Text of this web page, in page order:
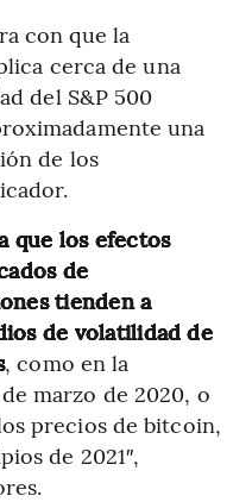
con que la
cerca de una
del S&P 500
una
de los
que los efectos
de
tienden a
de volatilidad de
, como en la
marzo de 2020, o
precios de bitcoin,
de 2021″,